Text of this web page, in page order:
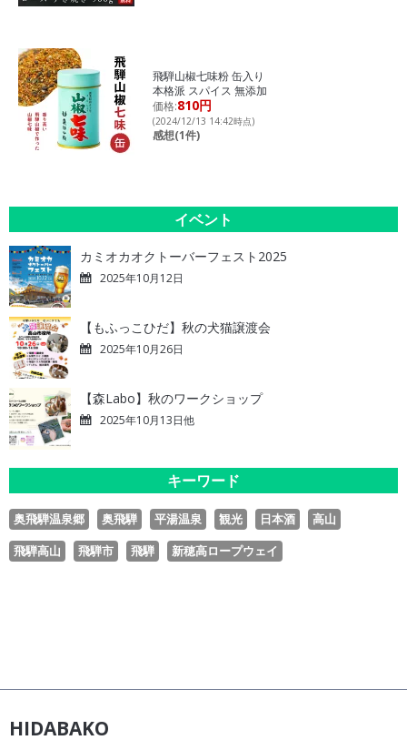
飛騨山椒七味粉 缶入り
本格派 スパイス 無添加
価格:810円
(2024/12/13 14:42時点)
感想(1件)
イベント
カミオカオクトーバーフェスト2025
2025年10月12日
【もふっこひだ】秋の犬猫譲渡会
2025年10月26日
【森Labo】秋のワークショップ
2025年10月13日他
キーワード
奥飛騨温泉郷 奥飛騨 平湯温泉 観光 日本酒
高山
飛騨高山
飛騨市 飛騨 新穂高ロープウェイ
HIDABAKO